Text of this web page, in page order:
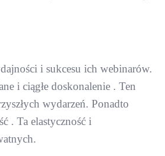
i sukcesu ich webinarów.
i ciągłe doskonalenie . Ten
wydarzeń. Ponadto
. Ta elastyczność i